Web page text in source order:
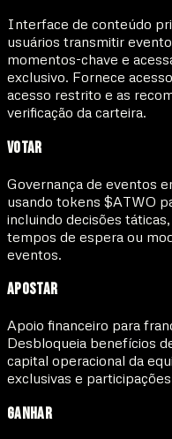
Interface de conteúdo
usuários transmitir
momentos-chave e
exclusivo. Fornece
acesso restrito e as
verificação da carteira.
Votar
Governança de eventos
usando tokens $ATWO
incluindo decisões
tempos de espera ou
eventos.
Apostar
Apoio financeiro para
Desbloqueia benefícios
capital operacional da
exclusivas e
Ganhar